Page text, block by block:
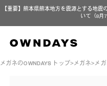
【重要】熊本県熊本地方を震源とする地
いて（8月7
メガネのOWNDAYS トップ メガネ メ